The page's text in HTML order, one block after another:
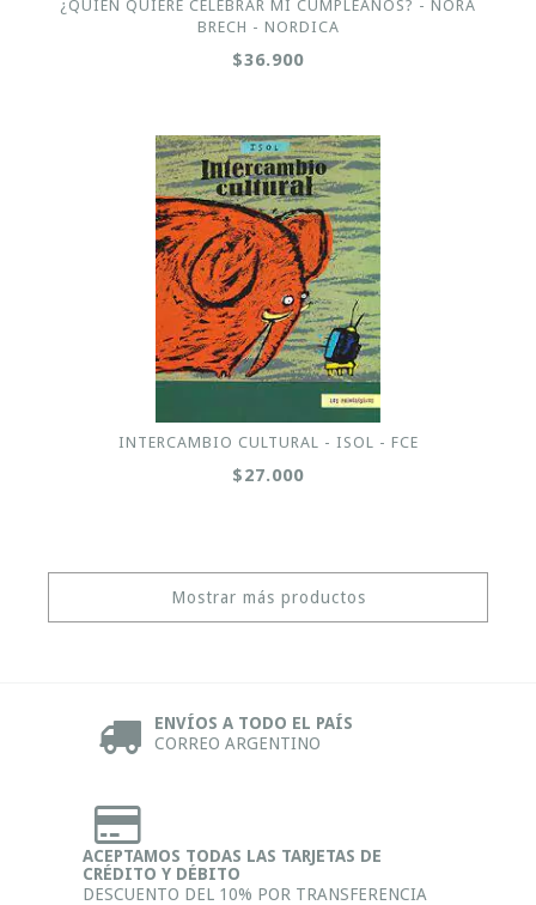
¿QUIÉN QUIERE CELEBRAR MI CUMPLEAÑOS? - NORA
BRECH - NORDICA
$36.900
INTERCAMBIO CULTURAL - ISOL - FCE
$27.000
Mostrar más productos
ENVÍOS A TODO EL PAÍS
CORREO ARGENTINO
ACEPTAMOS TODAS LAS TARJETAS DE
CRÉDITO Y DÉBITO
DESCUENTO DEL 10% POR TRANSFERENCIA